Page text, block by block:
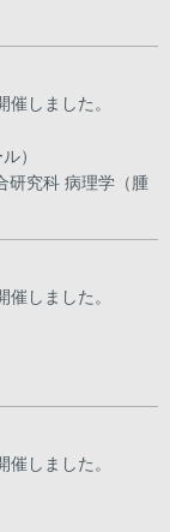
催しました。
）
究科 病理学（腫
催しました。
催しました。